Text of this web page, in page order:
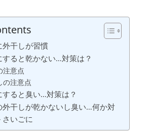
干しが習慣
ると乾かない…対策は？
注意点
の注意点
ると臭い…対策は？
外干しが乾かないし臭い…何か対
いごに